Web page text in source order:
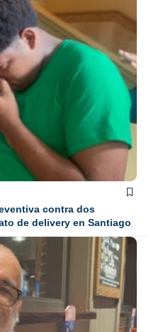
contra dos
de delivery en Santiago